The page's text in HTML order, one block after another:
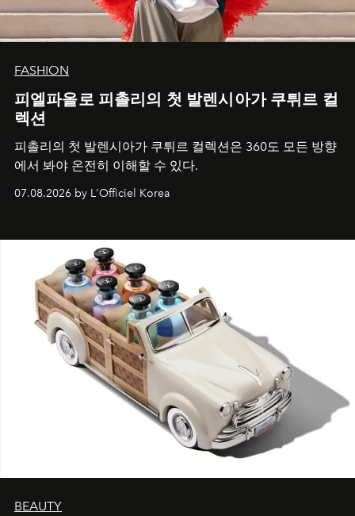
FASHION
피엘파올로 피촐리의 첫 발렌시아가 쿠튀르 컬
렉션
피촐리의 첫 발렌시아가 쿠튀르 컬렉션은 360도 모든 방향
에서 봐야 온전히 이해할 수 있다.
07.08.2026 by L'Officiel Korea
BEAUTY